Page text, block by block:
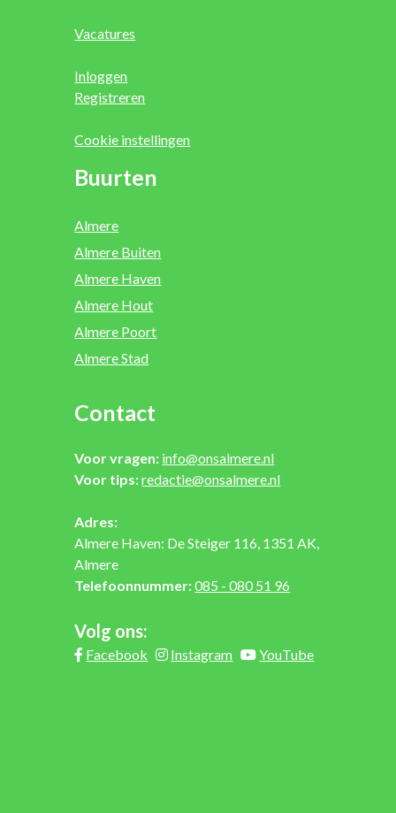
Vacatures
Inloggen
Registreren
Cookie instellingen
Buurten
Almere
Almere Buiten
Almere Haven
Almere Hout
Almere Poort
Almere Stad
Contact
Voor vragen: info@onsalmere.nl
Voor tips:redactie@onsalmere.nl
Adres:
Almere Haven: De Steiger 116, 1351 AK,
Almere
Telefoonnummer:085 - 080 51 96
Volg ons:
Facebook Instagram YouTube